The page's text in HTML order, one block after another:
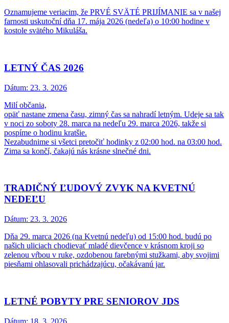
Oznamujeme veriacim, že PRVÉ SVÄTÉ PRIJÍMANIE sa v našej
farnosti uskutoční dňa 17. mája 2026 (nedeľa) o 10:00 hodine v
kostole svätého Mikuláša.
LETNÝ ČAS 2026
Dátum: 23. 3. 2026
Milí občania,
opäť nastane zmena času, zimný čas sa nahradí letným. Udeje sa tak
v noci zo soboty 28. marca na nedeľu 29. marca 2026, takže si
pospíme o hodinu kratšie.
Nezabudnime si všetci pretočiť hodinky z 02:00 hod. na 03:00 hod.
Zima sa končí, čakajú nás krásne slnečné dni.
TRADIČNÝ ĽUDOVÝ ZVYK NA KVETNÚ
NEDEĽU
Dátum: 23. 3. 2026
Dňa 29. marca 2026 (na Kvetnú nedeľu) od 15:00 hod. budú po
našich uliciach chodievať mladé dievčence v krásnom kroji so
zelenou vŕbou v ruke, ozdobenou farebnými stužkami, aby svojimi
piesňami ohlasovali prichádzajúcu, očakávanú jar.
LETNÉ POBYTY PRE SENIOROV JDS
Dátum: 18. 3. 2026